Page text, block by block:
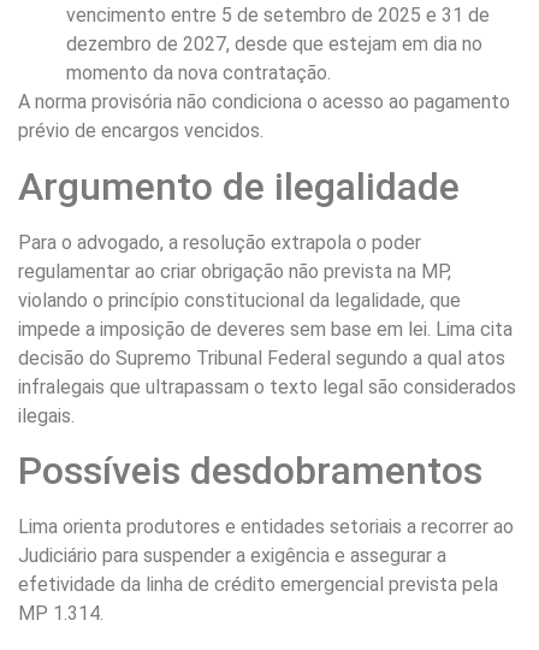
vencimento entre 5 de setembro de 2025 e 31 de
dezembro de 2027, desde que estejam em dia no
momento da nova contratação.
A norma provisória não condiciona o acesso ao pagamento
prévio de encargos vencidos.
Argumento de ilegalidade
Para o advogado, a resolução extrapola o poder
regulamentar ao criar obrigação não prevista na MP,
violando o princípio constitucional da legalidade, que
impede a imposição de deveres sem base em lei. Lima cita
decisão do Supremo Tribunal Federal segundo a qual atos
infralegais que ultrapassam o texto legal são considerados
ilegais.
Possíveis desdobramentos
Lima orienta produtores e entidades setoriais a recorrer ao
Judiciário para suspender a exigência e assegurar a
efetividade da linha de crédito emergencial prevista pela
MP 1.314.